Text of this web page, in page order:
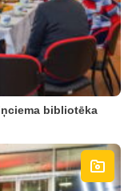
bibliotēka